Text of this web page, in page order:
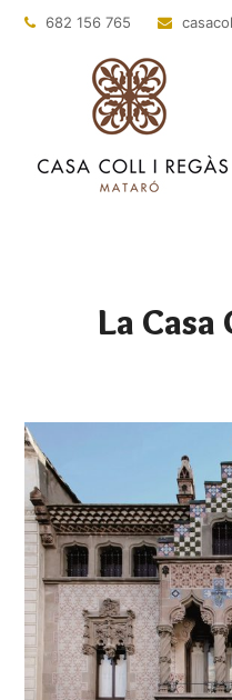
682 156 765
La Casa